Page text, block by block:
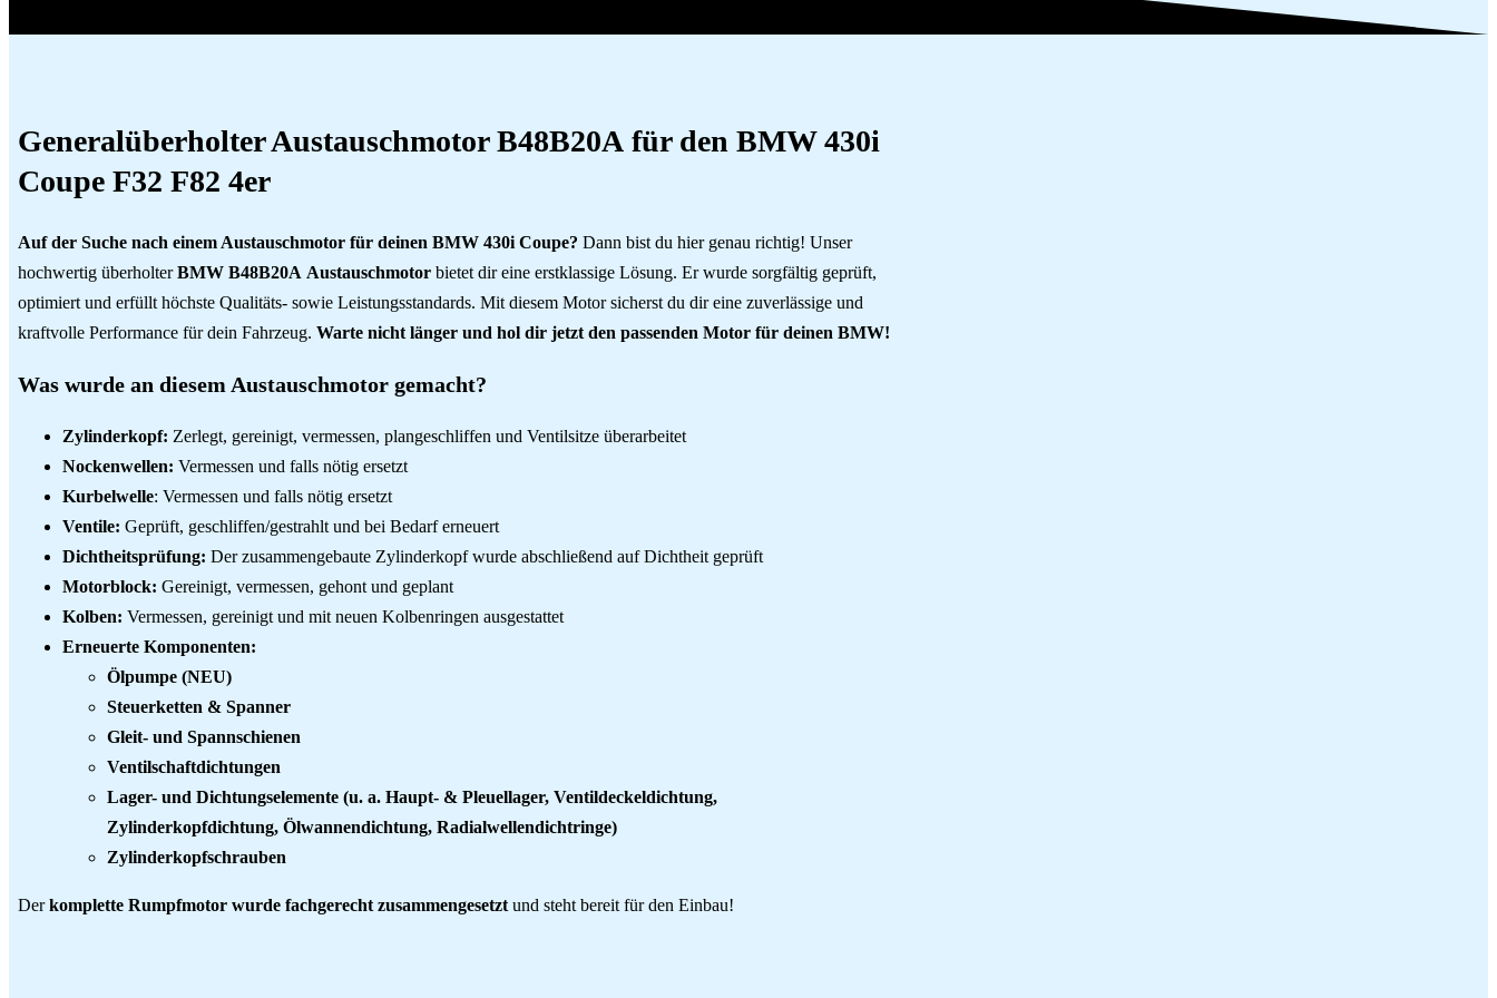
Generalüberholter Austauschmotor B48B20A für den BMW 430i
Coupe F32 F82 4er
Auf der Suche nach einem Austauschmotor für deinen BMW 430i Coupe? Dann bist du hier genau richtig! Unser
hochwertig überholterBMW B48B20A Austauschmotor bietet dir eine erstklassige Lösung. Er wurde sorgfältig geprüft,
optimiert und erfüllt höchste Qualitäts- sowie Leistungsstandards. Mit diesem Motor sicherst du dir eine zuverlässige und
kraftvolle Performance für dein Fahrzeug. Warte nicht länger und hol dir jetzt den passenden Motor für deinen BMW!
Was wurde an diesem Austauschmotor gemacht?
Zylinderkopf: Zerlegt, gereinigt, vermessen, plangeschliffen und Ventilsitze überarbeitet
Nockenwellen: Vermessen und falls nötig ersetzt
Kurbelwelle: Vermessen und falls nötig ersetzt
Ventile: Geprüft, geschliffen/gestrahlt und bei Bedarf erneuert
Dichtheitsprüfung: Der zusammengebaute Zylinderkopf wurde abschließend auf Dichtheit geprüft
Motorblock: Gereinigt, vermessen, gehont und geplant
Kolben: Vermessen, gereinigt und mit neuen Kolbenringen ausgestattet
Erneuerte Komponenten:
Ölpumpe (NEU)
Steuerketten & Spanner
Gleit- und Spannschienen
Ventilschaftdichtungen
Lager- und Dichtungselemente (u. a. Haupt- & Pleuellager, Ventildeckeldichtung,
Zylinderkopfdichtung, Ölwannendichtung, Radialwellendichtringe)
Zylinderkopfschrauben
Derkomplette Rumpfmotor wurde fachgerecht zusammengesetzt und steht bereit für den Einbau!